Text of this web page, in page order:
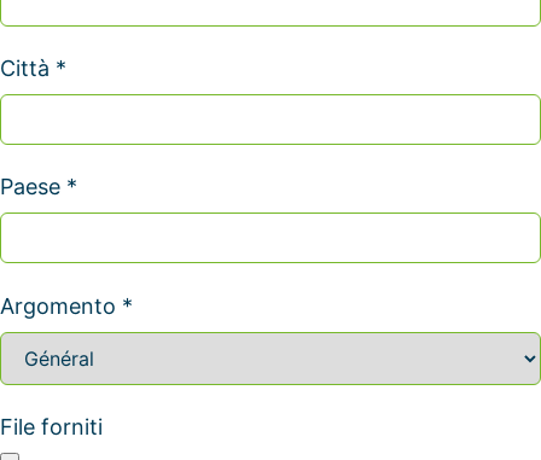
Città *
Paese *
Argomento *
File forniti